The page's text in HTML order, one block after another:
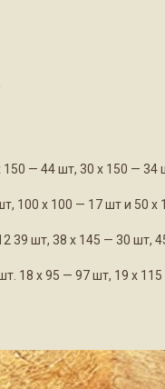
— 44 шт, 30 х 150 —
100 х 100 — 17 шт и 50 х
39 шт, 38 х 145 — 30 шт,
18 х 95 — 97 шт, 19 х